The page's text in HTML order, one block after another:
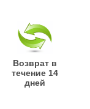
Возврат в
течение 14
дней